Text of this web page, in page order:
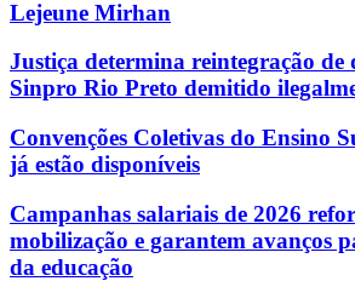
Lejeune Mirhan
Justiça determina reintegração de
Sinpro Rio Preto demitido
Convenções Coletivas do Ensino
já estão disponíveis
Campanhas salariais de 2026
mobilização e garantem avanços
da educação